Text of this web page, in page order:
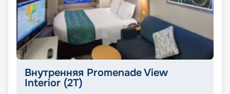
Внутренняя Promenade View
Interior (2T)